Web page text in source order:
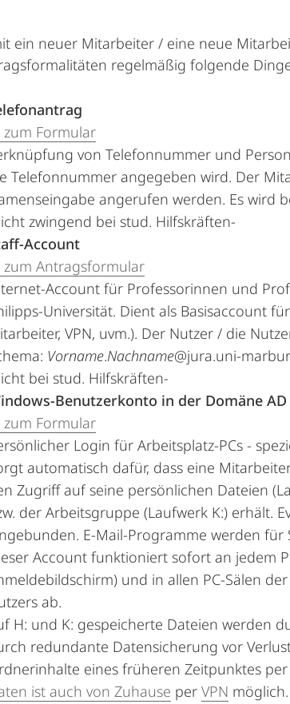
ein neuer Mitarbeiter / eine neue
regelmäßig folgende
zum Formular
von Telefonnummer und
Telefonnummer angegeben wird. Der
angerufen werden. Es wird
zwingend bei stud. Hilfskräften-
Account
zum Antragsformular
Account für Professorinnen und
Universität. Dient als Basisaccount
VPN, uvm.). Der Nutzer / die
Vorname.Nachname@jura.uni-
bei stud. Hilfskräften-
Benutzerkonto in der Domäne
zum Formular
Login für Arbeitsplatz-PCs -
automatisch dafür, dass eine
Zugriff auf seine persönlichen Dateien
der Arbeitsgruppe (Laufwerk K:) erhält.
E-Mail-Programme werden für
Account funktioniert sofort an jedem
und in allen PC-Sälen
ab.
H: und K: gespeicherte Dateien werden
redundante Datensicherung vor
eines früheren Zeitpunktes
ist auch von Zuhause per VPN möglich.